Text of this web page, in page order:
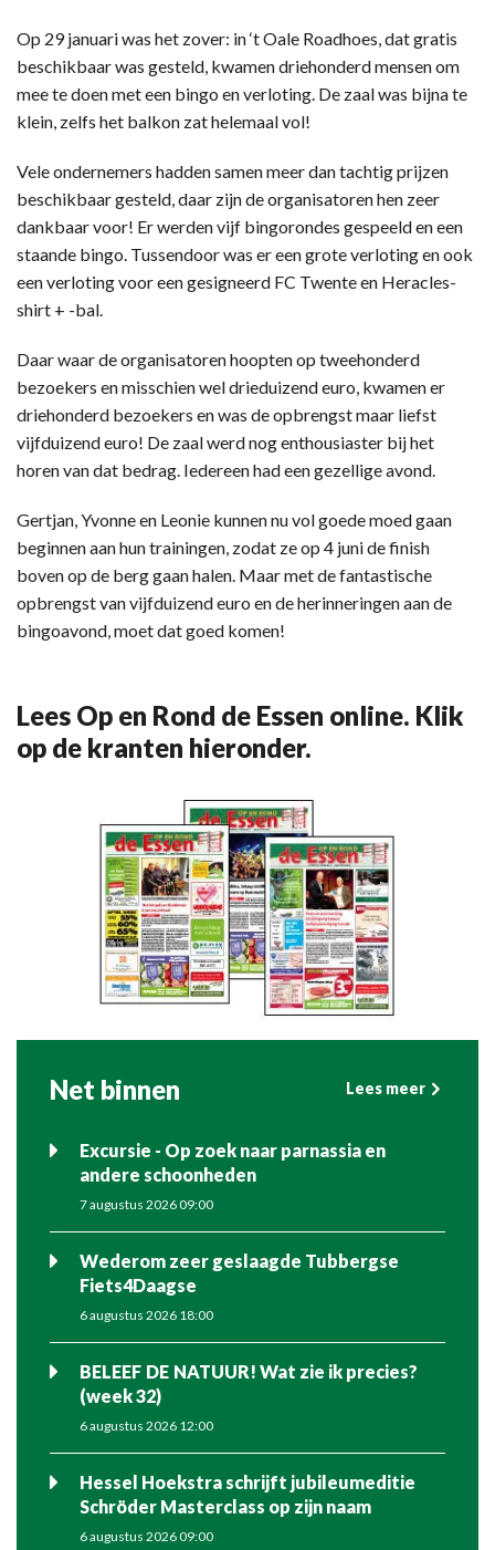
Op 29 januari was het zover: in ‘t Oale Roadhoes, dat gratis
beschikbaar was gesteld, kwamen driehonderd mensen om
mee te doen met een bingo en verloting. De zaal was bijna te
klein, zelfs het balkon zat helemaal vol!
Vele ondernemers hadden samen meer dan tachtig prijzen
beschikbaar gesteld, daar zijn de organisatoren hen zeer
dankbaar voor! Er werden vijf bingorondes gespeeld en een
staande bingo. Tussendoor was er een grote verloting en ook
een verloting voor een gesigneerd FC Twente en Heracles-
shirt + -bal.
Daar waar de organisatoren hoopten op tweehonderd
bezoekers en misschien wel drieduizend euro, kwamen er
driehonderd bezoekers en was de opbrengst maar liefst
vijfduizend euro! De zaal werd nog enthousiaster bij het
horen van dat bedrag. Iedereen had een gezellige avond.
Gertjan, Yvonne en Leonie kunnen nu vol goede moed gaan
beginnen aan hun trainingen, zodat ze op 4 juni de finish
boven op de berg gaan halen. Maar met de fantastische
opbrengst van vijfduizend euro en de herinneringen aan de
bingoavond, moet dat goed komen!
Lees Op en Rond de Essen online. Klik
op de kranten hieronder.
Net binnen Lees meer
Excursie - Op zoek naar parnassia en
andere schoonheden
7 augustus 2026 09:00
Wederom zeer geslaagde Tubbergse
Fiets4Daagse
6 augustus 2026 18:00
BELEEF DE NATUUR! Wat zie ik precies?
(week 32)
6 augustus 2026 12:00
Hessel Hoekstra schrijft jubileumeditie
Schröder Masterclass op zijn naam
6 augustus 2026 09:00